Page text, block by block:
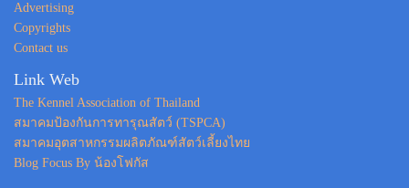
Advertising
Copyrights
Contact us
Link Web
The Kennel Association of Thailand
สมาคมป้องกันการทารุณสัตว์ (TSPCA)
สมาคมอุตสาหกรรมผลิตภัณฑ์สัตว์เลี้ยงไทย
Blog Focus By น้องโฟกัส